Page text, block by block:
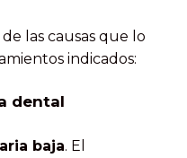
las causas que lo
indicados:
dental
baja. El